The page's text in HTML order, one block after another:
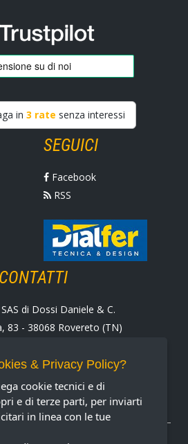
in 3 rate senza interessi
SEGUICI
Facebook
RSS
CONTATTI
di Dossi Daniele & C.
83 - 38068 Rovereto (TN)
+39 0464 430938
marenga@marenga.it
IVA IT02232370227
PAGAMENTO ACCETTATI
& Privacy Policy?
cookie tecnici e di
e di terze parti, per inviarti
in linea con le tue